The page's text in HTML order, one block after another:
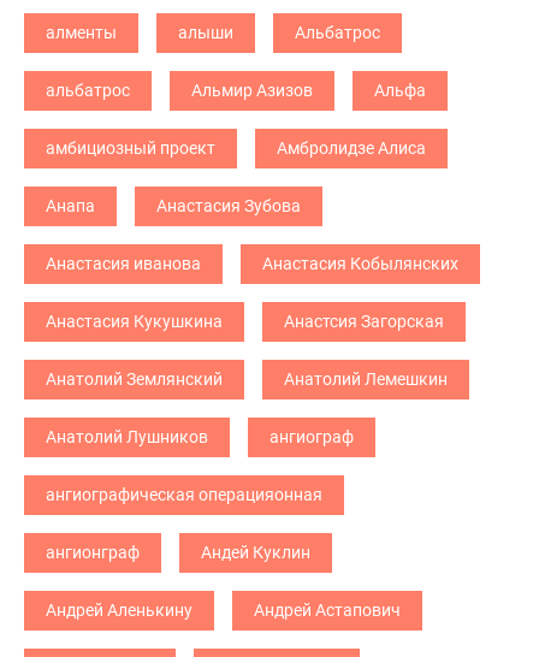
алменты алыши Альбатрос
альбатрос Альмир Азизов Альфа
амбициозный проект Амбролидзе Алиса
Анапа Анастасия Зубова
Анастасия иванова Анастасия Кобылянских
Анастасия Кукушкина Анастсия Загорская
Анатолий Землянский Анатолий Лемешкин
Анатолий Лушников ангиограф
ангиографическая операцияонная
ангионграф Андей Куклин
Андрей Аленькину Андрей Астапович